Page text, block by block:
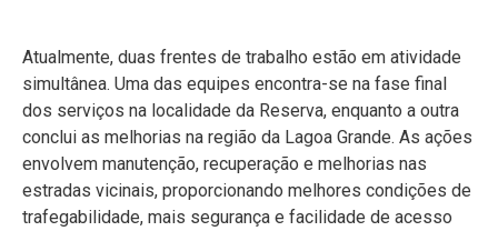
Atualmente, duas frentes de trabalho estão em atividade
simultânea. Uma das equipes encontra-se na fase final
dos serviços na localidade da Reserva, enquanto a outra
conclui as melhorias na região da Lagoa Grande. As ações
envolvem manutenção, recuperação e melhorias nas
estradas vicinais, proporcionando melhores condições de
trafegabilidade, mais segurança e facilidade de acesso